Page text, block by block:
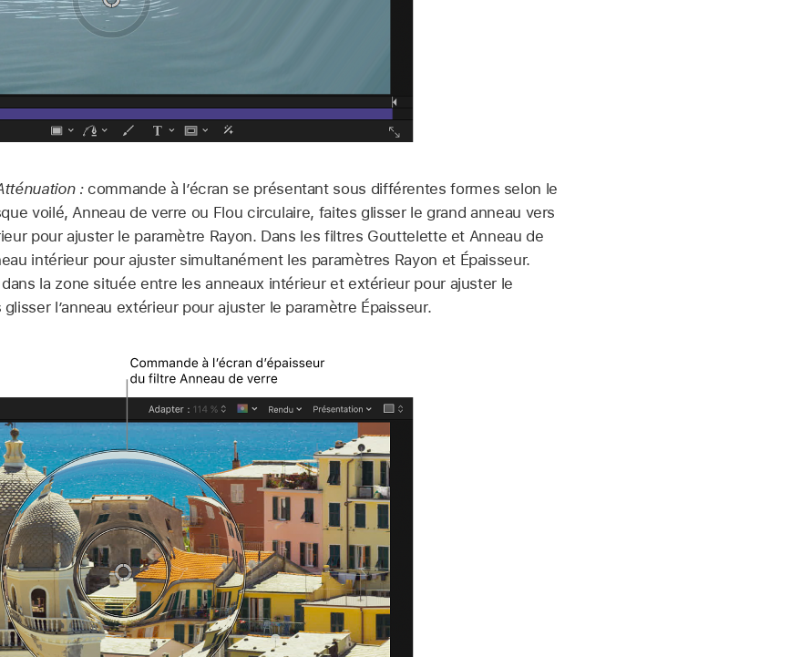
:commande à l’écran se présentant sous différentes formes selon le
voilé, Anneau de verre ou Flou circulaire, faites glisser le grand anneau vers
pour ajuster le paramètre Rayon. Dans les filtres Gouttelette et Anneau de
intérieur pour ajuster simultanément les paramètres Rayon et Épaisseur.
la zone située entre les anneaux intérieur et extérieur pour ajuster le
l’anneau extérieur pour ajuster le paramètre Épaisseur.